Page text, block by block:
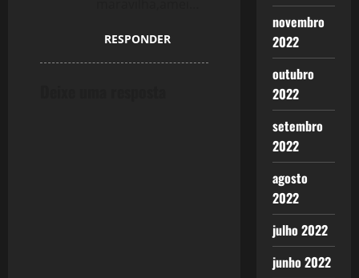
RESPONDER
novembro
2022
outubro
2022
setembro
2022
agosto
2022
julho 2022
junho 2022